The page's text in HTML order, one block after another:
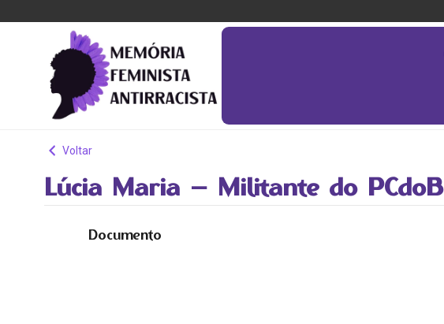
Voltar
Lúcia Maria – Militante do PCdoB
Documento